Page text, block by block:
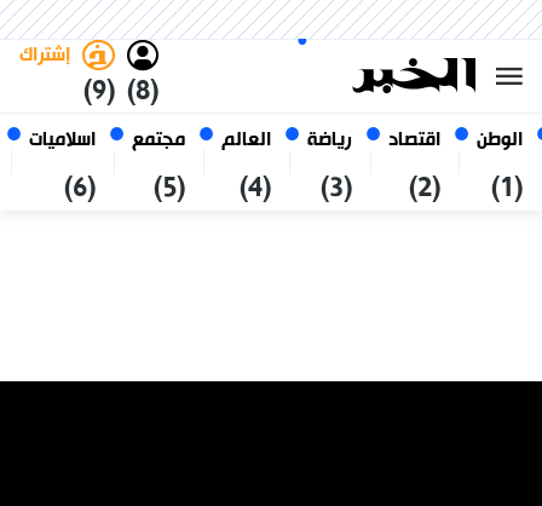
الوطن
(1)
اقتصاد
(2)
رياضة
(3)
العالم
(4)
مجتمع
(5)
اسلاميات
(6)
(8)
إشتراك
(9)
أغسطس 2026
الجزائر